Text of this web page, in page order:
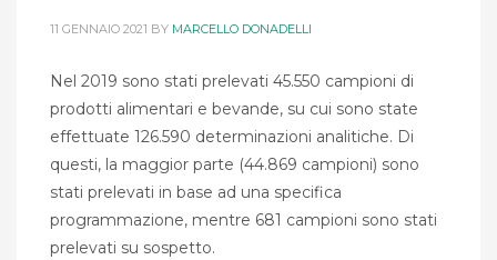
11 GENNAIO 2021 BY MARCELLO DONADELLI
Nel 2019 sono stati prelevati 45.550 campioni di
prodotti alimentari e bevande, su cui sono state
effettuate 126.590 determinazioni analitiche. Di
questi, la maggior parte (44.869 campioni) sono
stati prelevati in base ad una specifica
programmazione, mentre 681 campioni sono stati
prelevati su sospetto.